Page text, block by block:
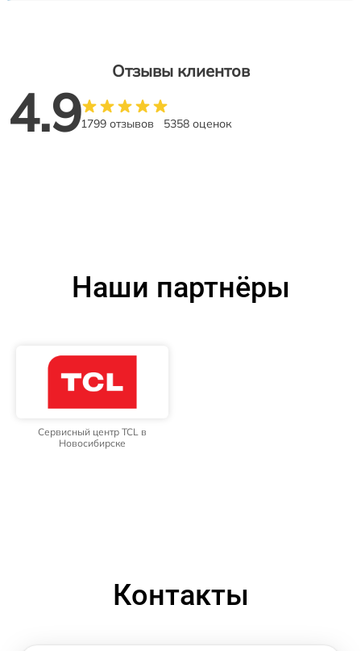
Отзывы клиентов
4.91799 отзывов 5358 оценок
Наши партнёры
Сервисный центр TCL в
Новосибирске
Контакты